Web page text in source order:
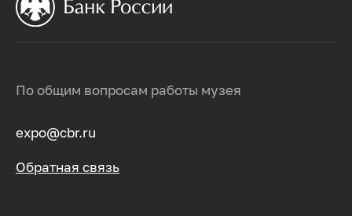
По общим вопросам работы музея
expo@cbr.ru
Обратная связь